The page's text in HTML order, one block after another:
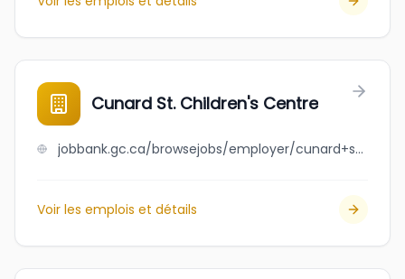
Cunard St. Children's Centre
jobbank.gc.ca/browsejobs/employer/cunard+st.+children%27s+centre/ca
Voir les emplois et détails